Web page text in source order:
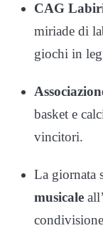
CAG
miriade di
giochi in
basket e
vincitori.
La giornata
musicale